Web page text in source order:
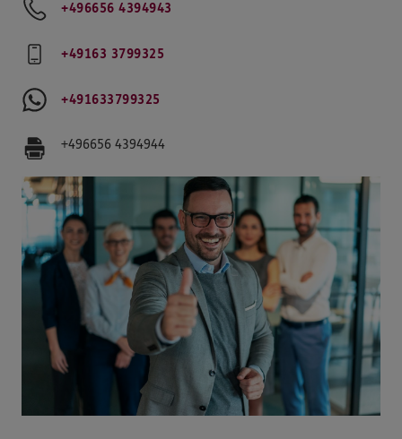
+496656 4394943
+49163 3799325
+491633799325
+496656 4394944